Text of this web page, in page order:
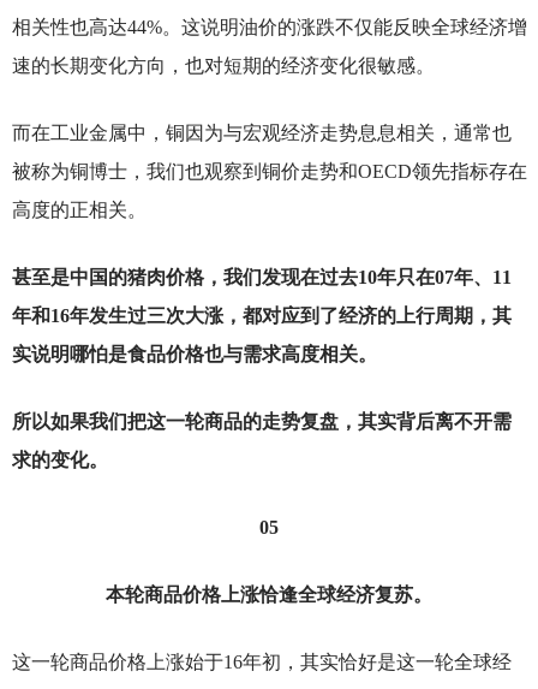
相关性也高达44%。这说明油价的涨跌不仅能反映全球经济增
速的长期变化方向，也对短期的经济变化很敏感。
而在工业金属中，铜因为与宏观经济走势息息相关，通常也
被称为铜博士，我们也观察到铜价走势和OECD领先指标存在
高度的正相关。
甚至是中国的猪肉价格，我们发现在过去10年只在07年、11
年和16年发生过三次大涨，都对应到了经济的上行周期，其
实说明哪怕是食品价格也与需求高度相关。
所以如果我们把这一轮商品的走势复盘，其实背后离不开需
求的变化。
05
本轮商品价格上涨恰逢全球经济复苏。
这一轮商品价格上涨始于16年初，其实恰好是这一轮全球经